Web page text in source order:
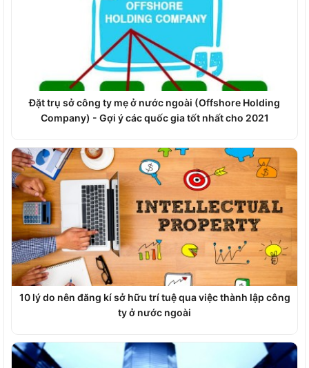
Đặt trụ sở công ty mẹ ở nước ngoài (Offshore Holding
Company) - Gợi ý các quốc gia tốt nhất cho 2021
10 lý do nên đăng kí sở hữu trí tuệ qua việc thành lập công
ty ở nước ngoài